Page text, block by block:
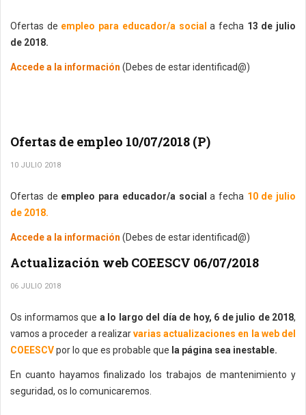
Ofertas de empleo para educador/a social a fecha 13 de julio
de 2018.
Accede a la información (Debes de estar identificad@)
Ofertas de empleo 10/07/2018 (P)
10 JULIO 2018
Ofertas de empleo para educador/a sociala fecha 10 de julio
de 2018.
Accede a la información (Debes de estar identificad@)
Actualización web COEESCV 06/07/2018
06 JULIO 2018
Os informamos que a lo largo del día de hoy, 6 de julio de 2018,
vamos a proceder a realizarvarias actualizaciones en la web del
COEESCVpor lo que es probable que la página sea inestable.
En cuanto hayamos finalizado los trabajos de mantenimiento y
seguridad, os lo comunicaremos.